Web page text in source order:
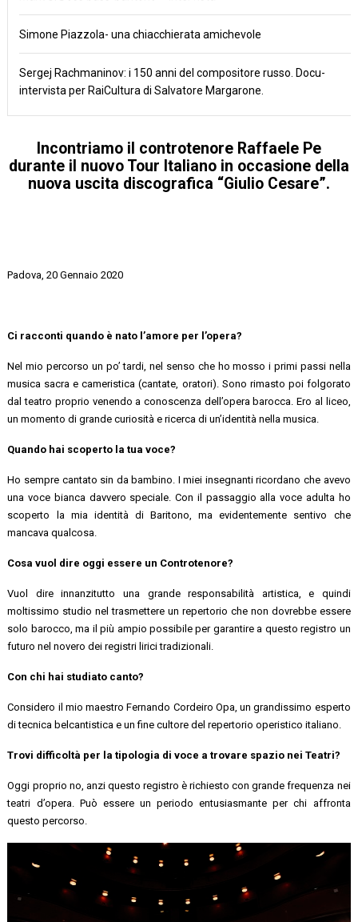
Simone Piazzola- una chiacchierata amichevole
Sergej Rachmaninov: i 150 anni del compositore russo. Docu-
intervista per RaiCultura di Salvatore Margarone.
Incontriamo il controtenore Raffaele Pe
durante il nuovo Tour Italiano in occasione della
nuova uscita discografica “Giulio Cesare”.
Padova, 20 Gennaio 2020
Ci racconti quando è nato l’amore per l’opera?
Nel mio percorso un po’ tardi, nel senso che ho mosso i primi passi nella
musica sacra e cameristica (cantate, oratori). Sono rimasto poi folgorato
dal teatro proprio venendo a conoscenza dell’opera barocca. Ero al liceo,
un momento di grande curiosità e ricerca di un’identità nella musica.
Quando hai scoperto la tua voce?
Ho sempre cantato sin da bambino. I miei insegnanti ricordano che avevo
una voce bianca davvero speciale. Con il passaggio alla voce adulta ho
scoperto la mia identità di Baritono, ma evidentemente sentivo che
mancava qualcosa.
Cosa vuol dire oggi essere un Controtenore?
Vuol dire innanzitutto una grande responsabilità artistica, e quindi
moltissimo studio nel trasmettere un repertorio che non dovrebbe essere
solo barocco, ma il più ampio possibile per garantire a questo registro un
futuro nel novero dei registri lirici tradizionali.
Con chi hai studiato canto?
Considero il mio maestro Fernando Cordeiro Opa, un grandissimo esperto
di tecnica belcantistica e un fine cultore del repertorio operistico italiano.
Trovi difficoltà per la tipologia di voce a trovare spazio nei Teatri?
Oggi proprio no, anzi questo registro è richiesto con grande frequenza nei
teatri d’opera. Può essere un periodo entusiasmante per chi affronta
questo percorso.